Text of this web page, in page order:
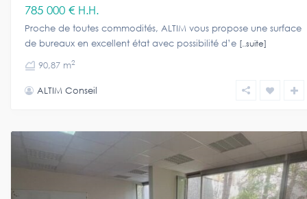
785 000 € H.H.
Proche de toutes commodités, ALTIM vous propose une surface
de bureaux en excellent état avec possibilité d’e [..suite]
90,87 m2
ALTIM Conseil